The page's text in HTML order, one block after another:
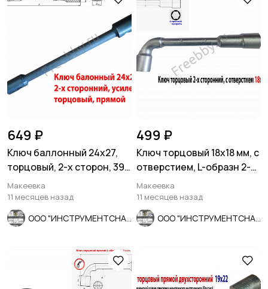
649 ₽
Ключ баллонный 24х27,
торцовый, 2-х сторон, 390
мм, для ГАЗ, КамАЗ.
Макеевка
11 месяцев назад
499 ₽
Ключ торцовый 18х18 мм, с
отверстием, L-образн 2-х
сторонний, Cr-V.
Макеевка
11 месяцев назад